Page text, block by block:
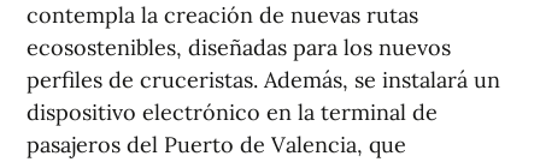
contempla la creación de nuevas rutas
ecosostenibles, diseñadas para los nuevos
perfiles de cruceristas. Además, se instalará un
dispositivo electrónico en la terminal de
pasajeros del Puerto de Valencia, que